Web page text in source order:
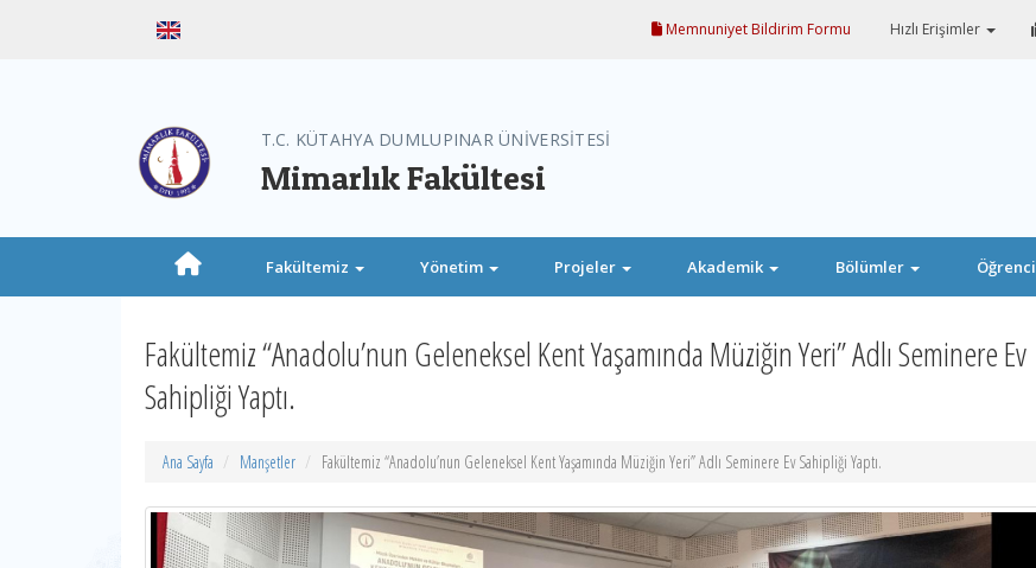
Memnuniyet Bildirim Formu Hızlı Erişimler
T.C. KÜTAHYA DUMLUPINAR ÜNİVERSİTESİ
Mimarlık Fakültesi
Fakültemiz Yönetim Projeler Akademik Bölümler Öğrenci
Fakültemiz “Anadolu’nun Geleneksel Kent Yaşamında Müziğin Yeri” Adlı Seminere Ev
Sahipliği Yaptı.
Ana Sayfa Manşetler Fakültemiz “Anadolu’nun Geleneksel Kent Yaşamında Müziğin Yeri” Adlı Seminere Ev Sahipliği Yaptı.